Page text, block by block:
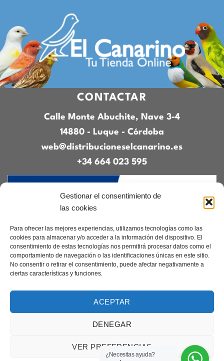
Gestionar el consentimiento de
las cookies
Para ofrecer las mejores experiencias, utilizamos tecnologías como las
cookies para almacenar y/o acceder a la información del dispositivo. El
consentimiento de estas tecnologías nos permitirá procesar datos como el
comportamiento de navegación o las identificaciones únicas en este sitio.
No consentir o retirar el consentimiento, puede afectar negativamente a
ciertas características y funciones.
ACEPTAR
DENEGAR
VER PREFERENCIAS
CONTACTAR
Calle Monte Abuchite, Nave 3-4
14880 - Luque - Córdoba
web@distribucioneselcanarino.es
+34 664 023 595
Contacto|Incidencias|Devoluciones|
Condiciones generales
Diseñado porCreacionesDigitales.es
Elcanarino.com pertenece al grupo Distribuciones el
Canarino SL
¿Necesitas ayuda?